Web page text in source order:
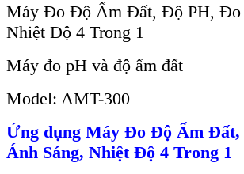
Máy Đo Độ Ẩm Đất, Độ PH, Đo
Nhiệt Độ 4 Trong 1
Máy đo pH và độ ẩm đất
Model: AMT-300
Ứng dụng Máy Đo Độ Ẩm
Ánh Sáng, Nhiệt Độ 4 Trong 1